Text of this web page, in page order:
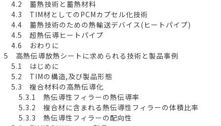
4.2 蓄熱技術と蓄熱材料
4.3 TIM材としてのPCMカプセル化技術
4.4 蓄熱技術のための熱輸送デバイス(ヒートパイプ)
4.5 超熱伝導ヒートパイプ
4.6 おわりに
5 高熱伝導放熱シートに求められる技術と製品事例
5.1 はじめに
5.2 TIMの構造,及び製品形態
5.3 複合材料の高熱伝導化
5.3.1 熱伝導性フィラーの熱伝導率
5.3.2 複合材に含まれる熱伝導性フィラーの体積比率
5.3.3 熱伝導性フィラーの配向性